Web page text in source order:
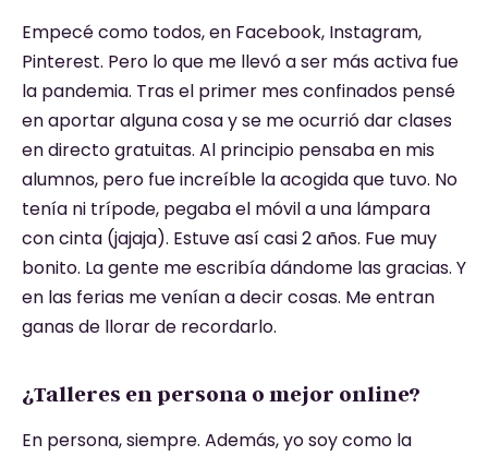
Empecé como todos, en Facebook, Instagram,
Pinterest. Pero lo que me llevó a ser más activa fue
la pandemia. Tras el primer mes confinados pensé
en aportar alguna cosa y se me ocurrió dar clases
en directo gratuitas. Al principio pensaba en mis
alumnos, pero fue increíble la acogida que tuvo. No
tenía ni trípode, pegaba el móvil a una lámpara
con cinta (jajaja). Estuve así casi 2 años. Fue muy
bonito. La gente me escribía dándome las gracias. Y
en las ferias me venían a decir cosas. Me entran
ganas de llorar de recordarlo.
¿Talleres en persona o mejor online?
En persona, siempre. Además, yo soy como la